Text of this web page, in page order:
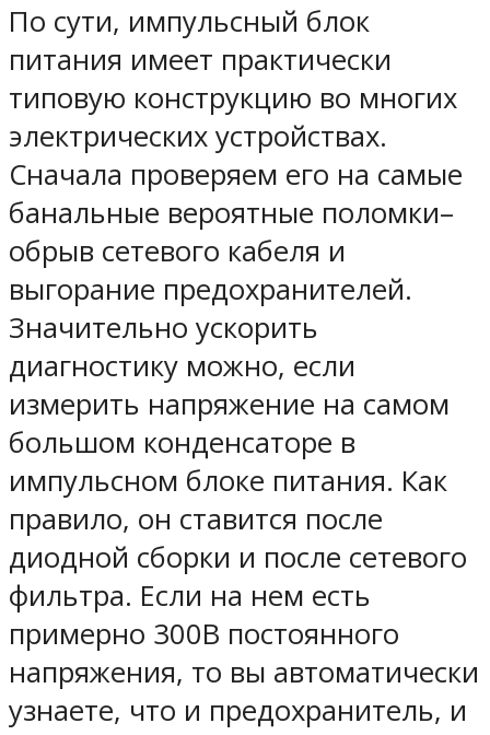
По сути, импульсный блок
питания имеет практически
типовую конструкцию во многих
электрических устройствах.
Сначала проверяем его на самые
банальные вероятные поломки–
обрыв сетевого кабеля и
выгорание предохранителей.
Значительно ускорить
диагностику можно, если
измерить напряжение на самом
большом конденсаторе в
импульсном блоке питания. Как
правило, он ставится после
диодной сборки и после сетевого
фильтра. Если на нем есть
примерно 300В постоянного
напряжения, то вы автоматически
узнаете, что и предохранитель, и